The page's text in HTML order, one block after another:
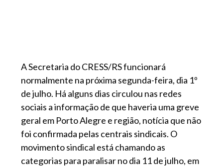
A Secretaria do CRESS/RS funcionará
normalmente na próxima segunda-feira, dia 1º
de julho. Há alguns dias circulou nas redes
sociais a informação de que haveria uma greve
geral em Porto Alegre e região, notícia que não
foi confirmada pelas centrais sindicais. O
movimento sindical está chamando as
categorias para paralisar no dia 11 de julho, em